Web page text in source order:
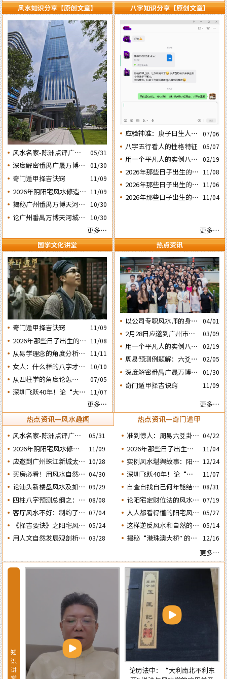
风水知识分享【原创文章】
风水名家-陈洲点评广州
广交会芭洲交易中心大楼
的风水态势
05/31
深度解密番禺广晟万博中
心写字楼商铺商业不竞气
的风水原因
01/30
奇门遁甲择吉诀窍 11/09
2026年阴阳宅风水修造动
土入宅择吉需知
11/09
揭秘广州番禺万博天河城
玄妙的风水布局
10/30
论广州番禺万博天河城玄
10/30
更多…
八字知识分享【原创文章】
应验神准：庚子日生人丙
午流年运势判断的应验结
07/06
八字五行看人的性格特征 05/07
用一个平凡人的实例八字
论断2026马年的流年运势
02/19
2026年那些日子出生的人
会大不利之四：‘庚子’
11/08
2026年那些日子出生的人
会大不利之三：‘丙子’
11/06
2026年那些日子出生的人 11/04
更多…
国学文化讲堂
奇门遁甲择吉诀窍 11/09
2026年那些日子出生的人
会大不利之四：‘庚子’
日元
11/08
从易学理念的角度分析蔡
英文“谋独” 之路还能走
多远？
11/11
女人：什么样的八字才算
好命？女命六十条断语及
注解
10/10
​从四柱学的角度论怎样掌
握命运及怎样正确化解流
年运程中的灾祸
07/05
深圳飞跃40年！论“大鹏
格局……
11/07
更多…
热点资讯
以公司专职风水师的身份
应邀出席《星橙网络科技
公司》成立5周年庆典
04/01
2月28日应邀到广州市黄
埔区为朋友的亲戚堪舆住
房风水
03/09
用一个平凡人的实例八字
论断2026马年的流年运势
02/19
周易预测例题解：六爻占
卜2026年流年运势卦象分
析
02/05
深度解密番禺广晟万博中
心写字楼商铺商业不竞气
的风水原因
01/30
奇门遁甲择吉诀窍 11/09
更多…
热点资讯—风水趣闻 热点资讯—奇门遁甲
风水名家-陈洲点评广州
广交会芭洲交易中心大楼
的风水态势
05/31
准到惊人：周易六爻卦占
运经典案例分享
04/22
2026年阴阳宅风水修造
动土入宅择吉需知
11/09
2026年那些日子出生的
人会大不利之二：‘壬
子’ 日元
11/04
应邀到广州珠江新城太平
洋金融大厦堪舆调理风水
10/28
实例风水堪舆故事：阳宅
凶灶惹出来的凶祸与化解
方法
12/24
买房必看！用风水自然环
境观教你怎样选购住宅房
子及正确的装修布局规划
04/30
深圳飞跃40年！论“大
鹏戏龟”和“儒子牛”的风
水格局……
11/07
论汕头新楼盘风水及如何
正确化解“门、主、灶”
的煞气
09/29
自查自找自己何年能结婚
生子？四柱“红鸾、天
喜” 二星临年运是否就一
定能结婚生子？
08/31
四柱八字预测总纲之：生
成四柱八字的依据及日月
五星主政的各自特性……
08/08
论阳宅定财位法的风水依
据及怎样正确运用财位催
财
07/19
客厅风水不好：制约了家
庭运势及汕头经济发
07/04
人人都看得懂的阳宅风水
通用口诀
05/27
《择吉要诀》之阳宅风水
择日法
05/24
这样逆反风水和自然的室
内布局房子，千万不能
买！
05/14
用人文自然发展观剖析相 03/28
揭秘“港珠澳大桥” 的建
12/16
更多…
知
识
讲
论历法中：“大利南北不利东